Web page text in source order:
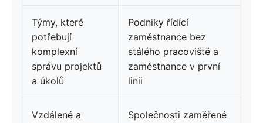
Týmy, které
potřebují
komplexní
správu projektů
a úkolů
Podniky řídící
zaměstnance bez
stálého pracoviště a
zaměstnance v první
linii
Vzdálené a
Společnosti zaměřené